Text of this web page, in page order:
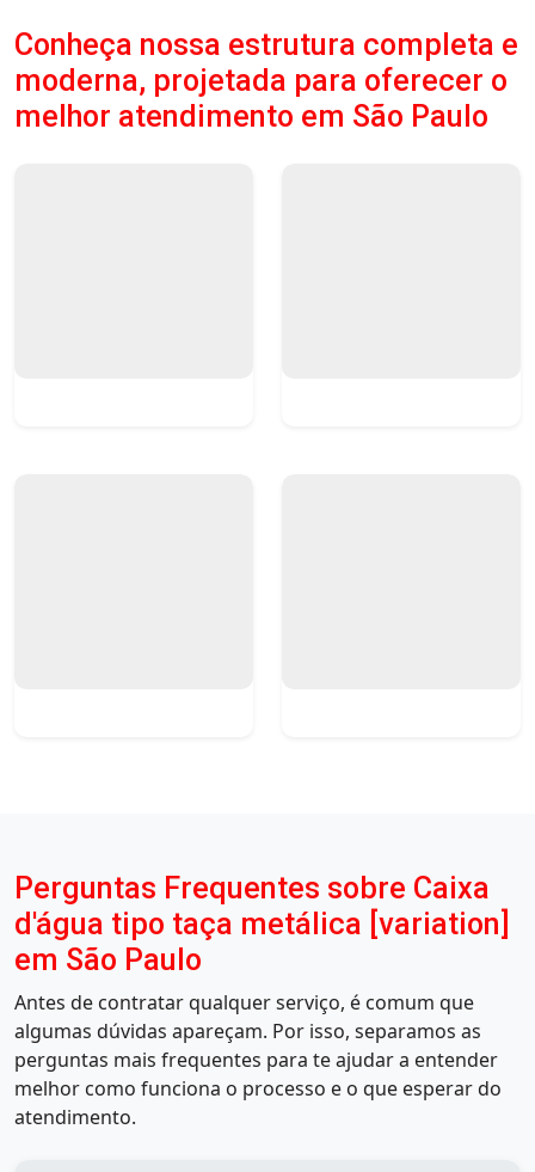
Conheça nossa estrutura completa e
moderna, projetada para oferecer o
melhor atendimento em São Paulo
Perguntas Frequentes sobre Caixa
d'água tipo taça metálica [variation]
em São Paulo
Antes de contratar qualquer serviço, é comum que
algumas dúvidas apareçam. Por isso, separamos as
perguntas mais frequentes para te ajudar a entender
melhor como funciona o processo e o que esperar do
atendimento.